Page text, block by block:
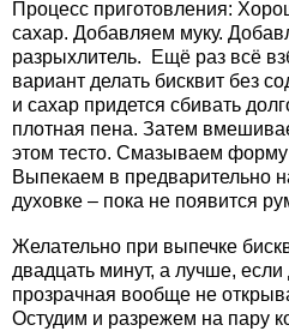
Процесс приготовления:
сахар. Добавляем муку.
разрыхлитель. Ещё раз всё
вариант делать бисквит без
и сахар придется сбивать
плотная пена. Затем
этом тесто. Смазываем
Выпекаем в предварительно
духовке – пока не появится
Желательно при выпечке
двадцать минут, а лучше, если
прозрачная вообще не
Остудим и разрежем на пару